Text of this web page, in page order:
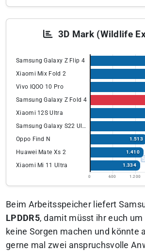
3D Mark (Wildlife
Samsung Galaxy Z Flip 4
Xiaomi Mix Fold 2
Vivo IQOO 10 Pro
Samsung Galaxy Z Fold 4
Xiaomi 12S Ultra
Samsung Galaxy S22 Ultra
Oppo Find N 1.513
Huawei Mate Xs 2 1.410
Xiaomi Mi 11 Ultra 1.334
0 600 1.200
Beim Arbeitsspeicher liefert
LPDDR5, damit müsst ihr euch
keine Sorgen machen und könnte
gerne mal zwei anspruchsvolle